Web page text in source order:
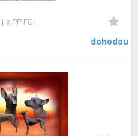
s PP FCI
dohodou